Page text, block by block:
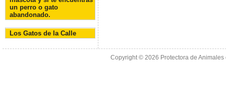
un perro o gato
abandonado.
Los Gatos de la Calle
Copyright © 2026 Protectora de Animales